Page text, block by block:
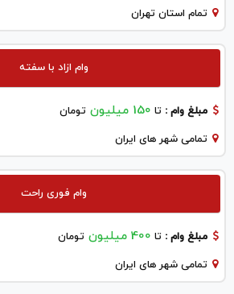
تمام استان تهران
وام ازاد با سفته
مبلغ وام : تا 150 میلیون تومان
تمامی شهر های ایران
وام فوری راحت
مبلغ وام : تا 400 میلیون تومان
تمامی شهر های ایران